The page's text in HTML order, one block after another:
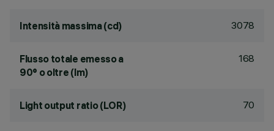
Intensità massima (cd) 3078
Flusso totale emesso a
90° o oltre (lm)
168
Light output ratio (LOR) 70